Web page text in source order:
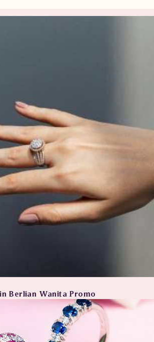
Berlian Wanita Promo
Berlian / Cincin Berlian
59,000,000
29,500,000